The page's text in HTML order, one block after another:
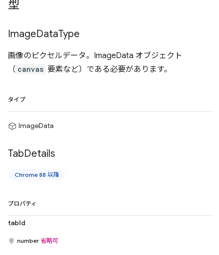
型
ImageDataType
画像のピクセルデータ。ImageData オブジェクト
（ canvas 要素など）である必要があります。
タイプ
ImageData
TabDetails
Chrome 88 以降
プロパティ
tabId
number 省略可